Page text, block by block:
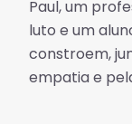
Paul, um
luto e um
constroem,
empatia e